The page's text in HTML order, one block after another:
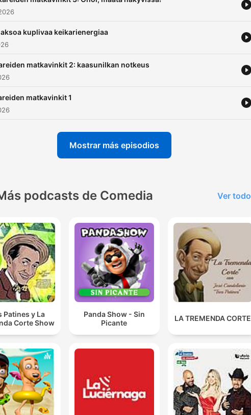
podcastissa pannaan peliin
Sykkö on toimittaja, LUT-
ekonomi, Muodin Huipulle -
ohjelman tuomari ja kaikkien
rakastama suomalainen. IG:
podcastia, jossa tunteet
miehet sauhuavat. Uusi jakso
jatkossa aina keskiviikkoisin.
Tuotanto: Asennestudio
Hosted on Acast. See
acast.com/privacy for more
information.
kuplivaa keikarienergiaa
matkavinkit 2: kaasunilkan notkeus
matkavinkit 1
Mostrar más episodios
podcasts de Comedia Ver todo
Patines y La
Corte Show
Panda Show - Sin
Picante
LA TREMENDA CORTE